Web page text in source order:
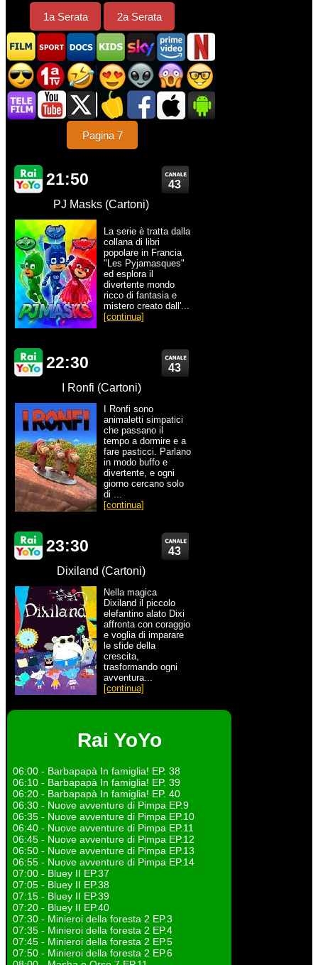
1a Serata 2a Serata
Pagina 7
21:50
43
PJ Masks (Cartoni)
La serie è tratta dalla
collana di libri
popolare in Francia
"Les Pyjamasques"
ed esplora il
divertente mondo
ricco di fantasia e
mistero creato dall'...
[continua]
22:30
43
I Ronfi (Cartoni)
I Ronfi sono
animaletti simpatici
che passano il
tempo a dormire e a
fare pasticci. Parlano
in modo buffo e
divertente, e ogni
giorno cercano solo
di ...
[continua]
23:30
43
Dixiland (Cartoni)
Nella magica
Dixiland il piccolo
elefantino alato Dixi
affronta con coraggio
e voglia di imparare
le sfide della
crescita,
trasformando ogni
avventura...
[continua]
Rai YoYo
06:00 - Barbapapà In famiglia! EP. 38
06:10 - Barbapapà In famiglia! EP. 39
06:20 - Barbapapà In famiglia! EP. 40
06:30 - Nuove avventure di Pimpa EP.9
06:35 - Nuove avventure di Pimpa EP.10
06:40 - Nuove avventure di Pimpa EP.11
06:45 - Nuove avventure di Pimpa EP.12
06:50 - Nuove avventure di Pimpa EP.13
06:55 - Nuove avventure di Pimpa EP.14
07:00 - Bluey II EP.37
07:05 - Bluey II EP.38
07:15 - Bluey II EP.39
07:20 - Bluey II EP.40
07:30 - Minieroi della foresta 2 EP.3
07:35 - Minieroi della foresta 2 EP.4
07:45 - Minieroi della foresta 2 EP.5
07:50 - Minieroi della foresta 2 EP.6